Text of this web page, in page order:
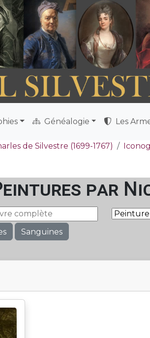
Généalogie Les
de Silvestre (1699-1767)
par
Sanguines